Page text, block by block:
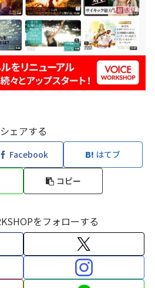
シェアする
Facebook はてブ
コピー
をフォローする